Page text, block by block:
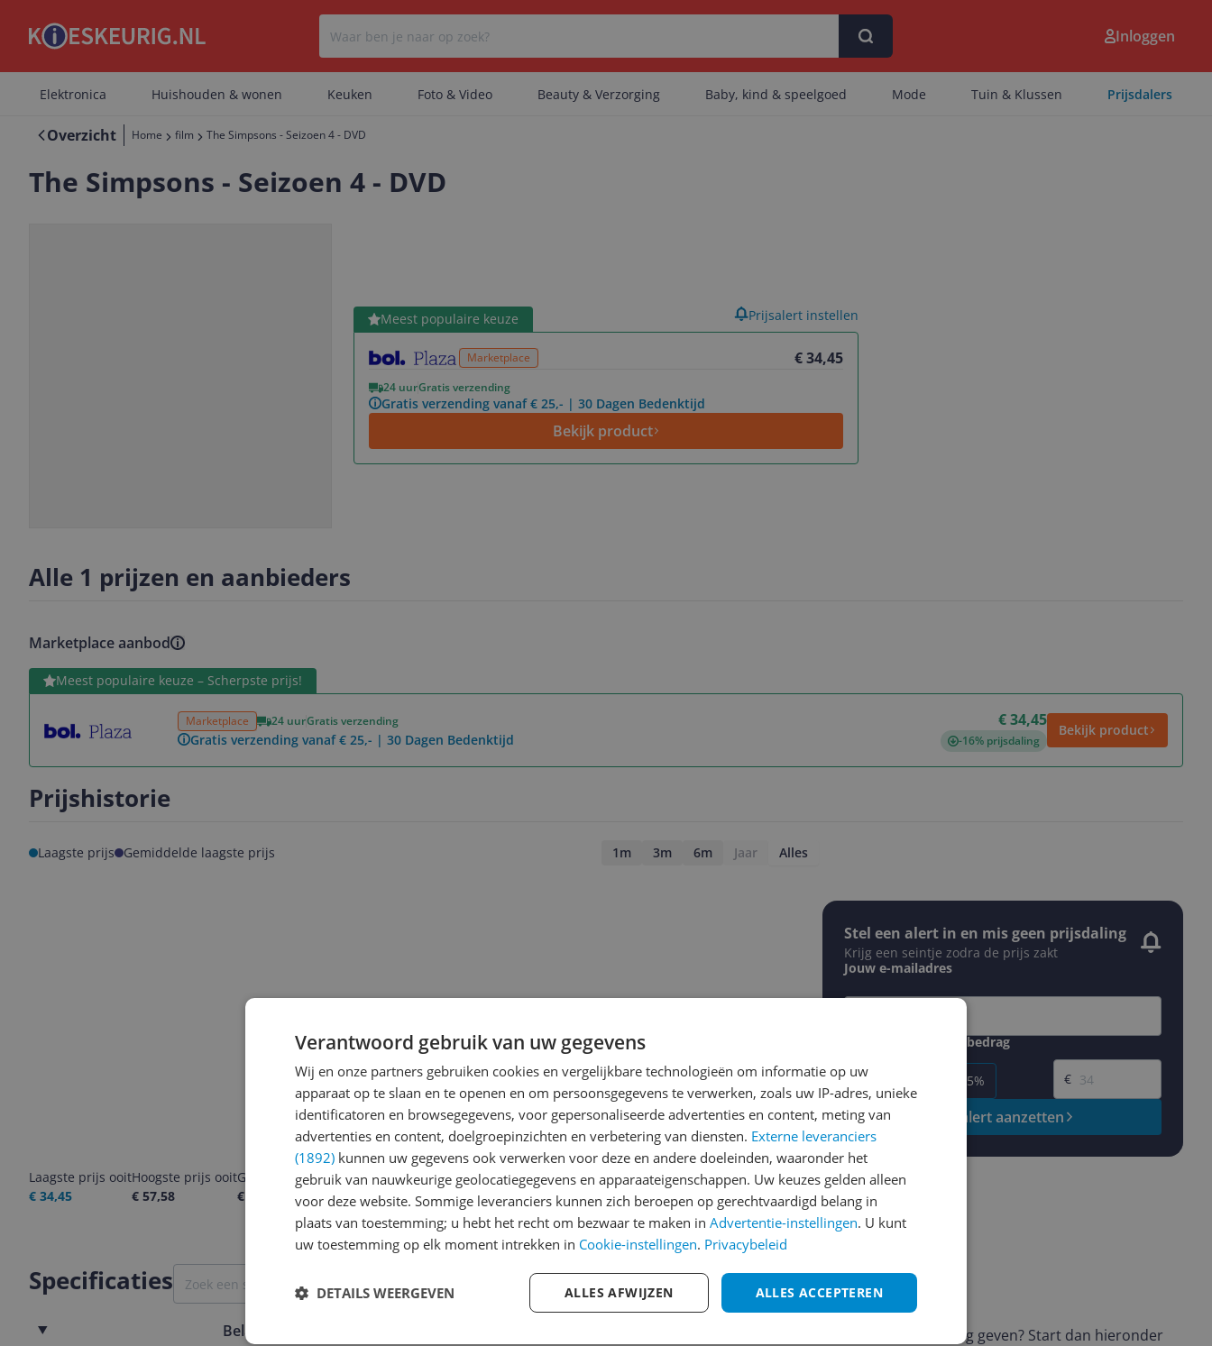
Er zijn geen artikelen gevonden.
Inloggen
Elektronica Huishouden & wonen Keuken Foto & Video Beauty & Verzorging Baby, kind & speelgoed Mode Tuin & Klussen Prijsdalers
Overzicht Home film The Simpsons - Seizoen 4 - DVD
The Simpsons - Seizoen 4 - DVD
Meest populaire keuze
Marketplace € 34,45
24 uurGratis verzending
Gratis verzending vanaf € 25,- | 30 Dagen Bedenktijd
Bekijk product
Bekijk product Prijsalert instellen
Alle 1 prijzen en aanbieders
Marketplace aanbod
Meest populaire keuze – Scherpste prijs!
Marketplace 24 uurGratis verzending
Gratis verzending vanaf € 25,- | 30 Dagen Bedenktijd
€ 34,45
-16% prijsdaling
Bekijk product
Bekijk product
Prijshistorie
Laagste prijs Gemiddelde laagste prijs 1m 3m 6m Jaar Alles
Laagste prijs ooit
€ 34,45
Hoogste prijs ooit
€ 57,58
Goedkoopste nu
€ 34,45
Laatste prijsupdate
06-08-2026
Stel een alert in en mis geen prijsdaling
Krijg een seintje zodra de prijs zakt
Jouw e-mailadres
Gewenste daling of bedrag
-5% -15%
Gewenste prijs
€
Prijsalert aanzetten
Specificaties
Belangrijkste kenmerken
Reviews
Er zijn nog geen reviews geschreven
Heb jij dit product in bezit en wil je graag je mening geven? Start dan hieronder
Verantwoord gebruik van uw gegevens
Wij en onze partners gebruiken cookies en vergelijkbare technologieën om informatie op uw
apparaat op te slaan en te openen en om persoonsgegevens te verwerken, zoals uw IP-adres, unieke
identificatoren en browsegegevens, voor gepersonaliseerde advertenties en content, meting van
advertenties en content, doelgroepinzichten en verbetering van diensten. Externe leveranciers
(1892) kunnen uw gegevens ook verwerken voor deze en andere doeleinden, waaronder het
gebruik van nauwkeurige geolocatiegegevens en apparaateigenschappen. Uw keuzes gelden alleen
voor deze website. Sommige leveranciers kunnen zich beroepen op gerechtvaardigd belang in
plaats van toestemming; u hebt het recht om bezwaar te maken in Advertentie-instellingen. U kunt
uw toestemming op elk moment intrekken in Cookie-instellingen. Privacybeleid
ALLES ACCEPTEREN
ALLES AFWIJZEN
DETAILS WEERGEVEN